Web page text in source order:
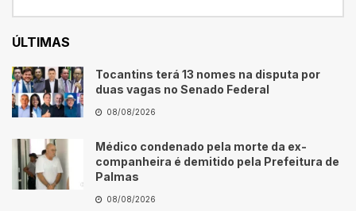
ÚLTIMAS
Tocantins terá 13 nomes na disputa por
duas vagas no Senado Federal
08/08/2026
Médico condenado pela morte da ex-
companheira é demitido pela Prefeitura de
Palmas
08/08/2026